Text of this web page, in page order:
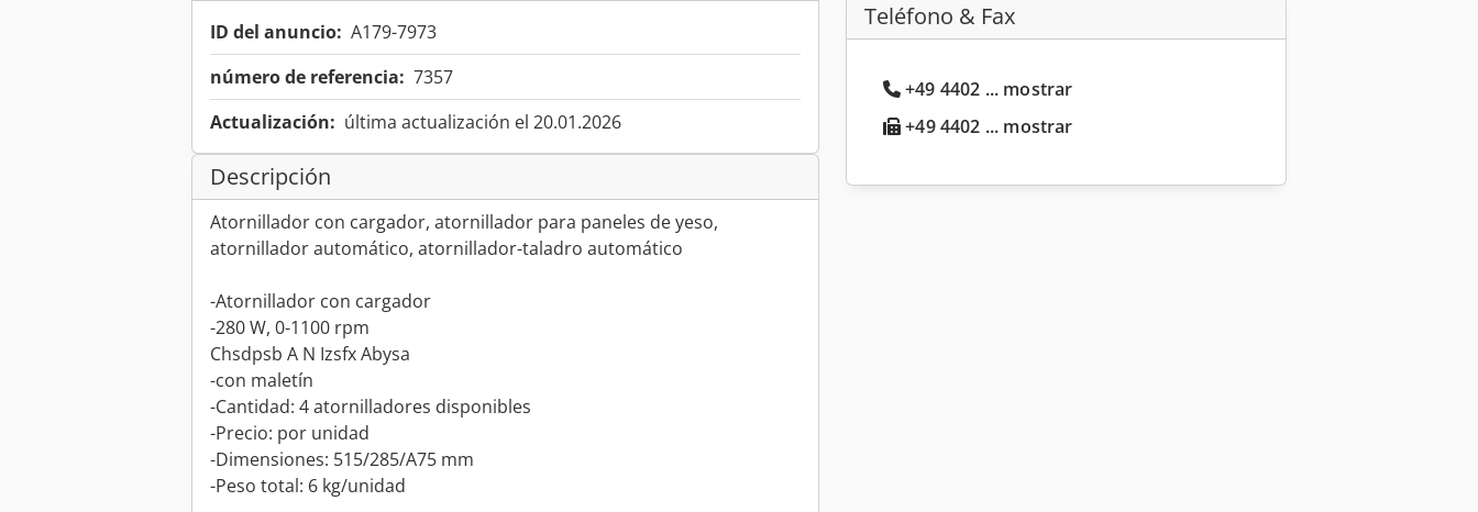
ID del anuncio: A179-7973
número de referencia: 7357
Actualización: última actualización el 20.01.2026
Descripción
Atornillador con cargador, atornillador para paneles de yeso,
atornillador automático, atornillador-taladro automático
-Atornillador con cargador
-280 W, 0-1100 rpm
Chsdpsb A N Izsfx Abysa
-con maletín
-Cantidad: 4 atornilladores disponibles
-Precio: por unidad
-Dimensiones: 515/285/A75 mm
-Peso total: 6 kg/unidad
Teléfono & Fax
+49 4402 ... mostrar
+49 4402 ... mostrar